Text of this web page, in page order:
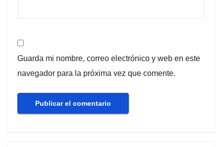
Guarda mi nombre, correo electrónico y web en este
navegador para la próxima vez que comente.